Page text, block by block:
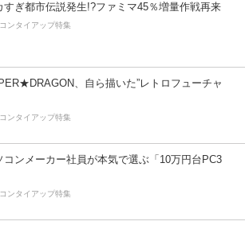
すぎ都市伝説発生!?ファミマ45％増量作戦再来
ンタイアップ特集
、自ら描いた”レトロフューチャ
ンタイアップ特集
コンメーカー社員が本気で選ぶ「10万円台PC3
ンタイアップ特集